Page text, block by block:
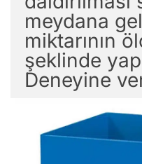
meydana
miktarının
şeklinde
Deneyine